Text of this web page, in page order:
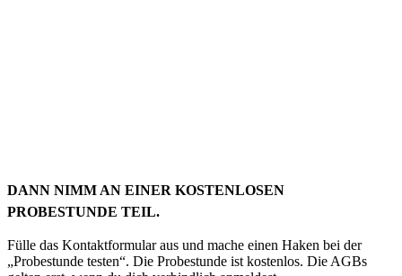
DANN NIMM AN EINER KOSTENLOSEN
PROBESTUNDE TEIL.
Fülle das Kontaktformular aus und mache einen Haken bei der
„Probestunde testen“. Die Probestunde ist kostenlos. Die AGBs